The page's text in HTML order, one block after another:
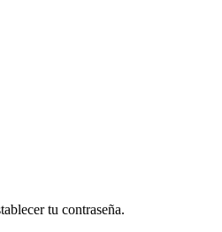
tu contraseña.